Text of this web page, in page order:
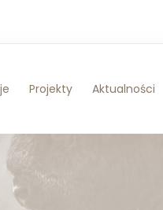
Projekty Aktualności